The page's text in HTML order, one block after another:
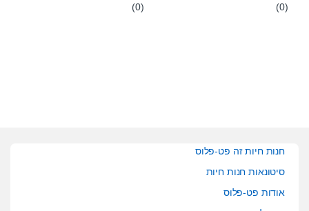
0(0)
0(0)
חנות חיות זה פט-פלוס
סיטונאות חנות חיות
אודות פט-פלוס